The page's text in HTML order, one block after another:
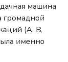
машина
громадной
(A, B,
именно